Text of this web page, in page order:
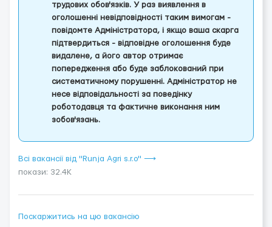
трудових обов'язків. У раз виявлення в
оголошенні невідповідності таким вимогам -
повідомте Адміністратора, і якщо ваша скарга
підтвердиться - відповідне оголошення буде
видалене, а його автор отримає
попередження або буде заблокований при
систематичному порушенні. Адміністратор не
несе відповідальності за поведінку
роботодавця та фактичне виконання ним
зобов'язань.
Всі вакансії від "Runja Agri s.r.o" ⟶
покази: 32.4K
Поскаржитись на цю вакансію